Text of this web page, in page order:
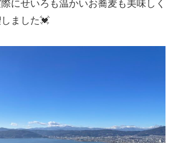
にせいろも温かいお蕎麦も美味しく
ました💓